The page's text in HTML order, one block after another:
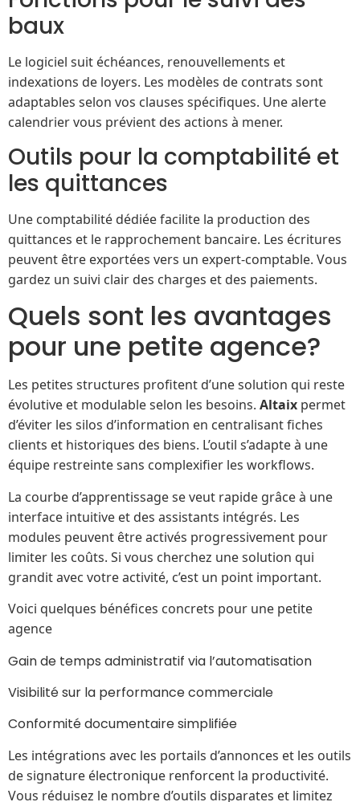
baux
Le logiciel suit échéances, renouvellements et
indexations de loyers. Les modèles de contrats sont
adaptables selon vos clauses spécifiques. Une alerte
calendrier vous prévient des actions à mener.
Outils pour la comptabilité et
les quittances
Une comptabilité dédiée facilite la production des
quittances et le rapprochement bancaire. Les écritures
peuvent être exportées vers un expert-comptable. Vous
gardez un suivi clair des charges et des paiements.
Quels sont les avantages
pour une petite agence?
Les petites structures profitent d’une solution qui reste
évolutive et modulable selon les besoins. Altaix permet
d’éviter les silos d’information en centralisant fiches
clients et historiques des biens. L’outil s’adapte à une
équipe restreinte sans complexifier les workflows.
La courbe d’apprentissage se veut rapide grâce à une
interface intuitive et des assistants intégrés. Les
modules peuvent être activés progressivement pour
limiter les coûts. Si vous cherchez une solution qui
grandit avec votre activité, c’est un point important.
Voici quelques bénéfices concrets pour une petite
agence
Gain de temps administratif via l’automatisation
Visibilité sur la performance commerciale
Conformité documentaire simplifiée
Les intégrations avec les portails d’annonces et les outils
de signature électronique renforcent la productivité.
Vous réduisez le nombre d’outils disparates et limitez